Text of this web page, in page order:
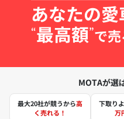
あなたの愛
“最高額”で
MOTAが選
最大20社が競うから高
く売れる！
下取り
万